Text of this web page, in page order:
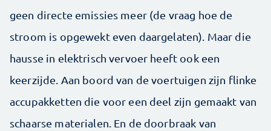
geen directe emissies meer (de vraag hoe de
stroom is opgewekt even daargelaten). Maar die
hausse in elektrisch vervoer heeft ook een
keerzijde. Aan boord van de voertuigen zijn flinke
accupakketten die voor een deel zijn gemaakt van
schaarse materialen. En de doorbraak van